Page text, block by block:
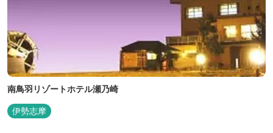
南鳥羽リゾートホテル瀬乃崎
伊勢志摩